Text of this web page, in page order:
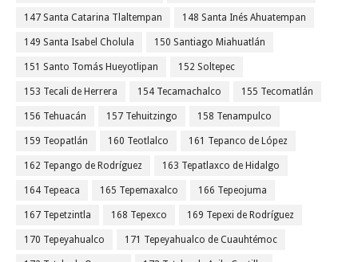
147 Santa Catarina Tlaltempan 148 Santa Inés Ahuatempan
149 Santa Isabel Cholula 150 Santiago Miahuatlán
151 Santo Tomás Hueyotlipan 152 Soltepec
153 Tecali de Herrera 154 Tecamachalco 155 Tecomatlán
156 Tehuacán 157 Tehuitzingo 158 Tenampulco
159 Teopatlán 160 Teotlalco 161 Tepanco de López
162 Tepango de Rodríguez 163 Tepatlaxco de Hidalgo
164 Tepeaca 165 Tepemaxalco 166 Tepeojuma
167 Tepetzintla 168 Tepexco 169 Tepexi de Rodríguez
170 Tepeyahualco 171 Tepeyahualco de Cuauhtémoc